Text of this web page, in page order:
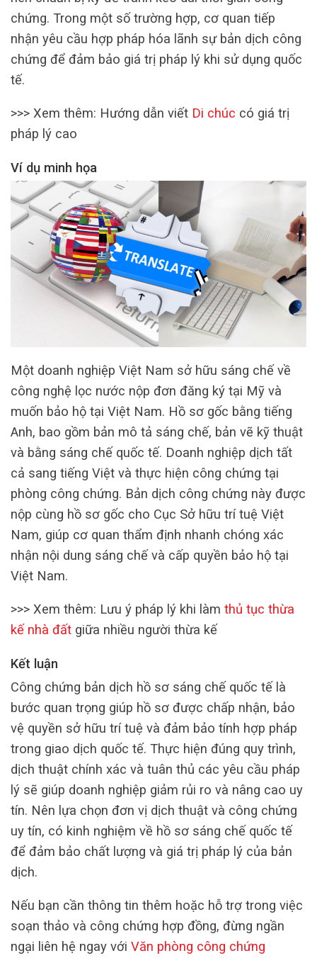
chứng. Trong một số trường hợp, cơ quan tiếp
nhận yêu cầu hợp pháp hóa lãnh sự bản dịch công
chứng để đảm bảo giá trị pháp lý khi sử dụng quốc
tế.
>>> Xem thêm: Hướng dẫn viết Di chúc có giá trị
pháp lý cao
Ví dụ minh họa
Một doanh nghiệp Việt Nam sở hữu sáng chế về
công nghệ lọc nước nộp đơn đăng ký tại Mỹ và
muốn bảo hộ tại Việt Nam. Hồ sơ gốc bằng tiếng
Anh, bao gồm bản mô tả sáng chế, bản vẽ kỹ thuật
và bằng sáng chế quốc tế. Doanh nghiệp dịch tất
cả sang tiếng Việt và thực hiện công chứng tại
phòng công chứng. Bản dịch công chứng này được
nộp cùng hồ sơ gốc cho Cục Sở hữu trí tuệ Việt
Nam, giúp cơ quan thẩm định nhanh chóng xác
nhận nội dung sáng chế và cấp quyền bảo hộ tại
Việt Nam.
>>> Xem thêm: Lưu ý pháp lý khi làm thủ tục thừa
kế nhà đất giữa nhiều người thừa kế
Kết luận
Công chứng bản dịch hồ sơ sáng chế quốc tế là
bước quan trọng giúp hồ sơ được chấp nhận, bảo
vệ quyền sở hữu trí tuệ và đảm bảo tính hợp pháp
trong giao dịch quốc tế. Thực hiện đúng quy trình,
dịch thuật chính xác và tuân thủ các yêu cầu pháp
lý sẽ giúp doanh nghiệp giảm rủi ro và nâng cao uy
tín. Nên lựa chọn đơn vị dịch thuật và công chứng
uy tín, có kinh nghiệm về hồ sơ sáng chế quốc tế
để đảm bảo chất lượng và giá trị pháp lý của bản
dịch.
Nếu bạn cần thông tin thêm hoặc hỗ trợ trong việc
soạn thảo và công chứng hợp đồng, đừng ngần
ngại liên hệ ngay với Văn phòng công chứng